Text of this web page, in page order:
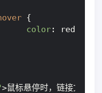
{
color : red;
>鼠标悬停时，链接文字变